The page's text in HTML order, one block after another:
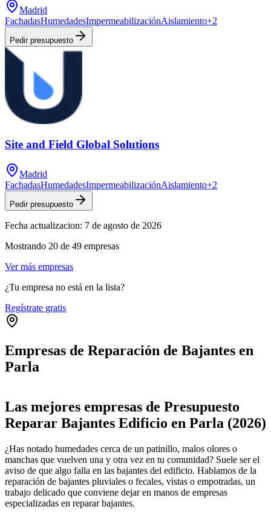
Madrid
FachadasHumedadesImpermeabilizaciónAislamiento+2
Pedir presupuesto
Site and Field Global Solutions
Madrid
FachadasHumedadesImpermeabilizaciónAislamiento+2
Pedir presupuesto
Fecha actualizacion: 7 de agosto de 2026
Mostrando 20 de 49 empresas
Ver más empresas
¿Tu empresa no está en la lista?
Regístrate gratis
Empresas de Reparación de Bajantes en
Parla
+
−
Las mejores empresas de Presupuesto
Reparar Bajantes Edificio en Parla (2026)
¿Has notado humedades cerca de un patinillo, malos olores o
manchas que vuelven una y otra vez en tu comunidad? Suele ser el
aviso de que algo falla en las bajantes del edificio. Hablamos de la
reparación de bajantes pluviales o fecales, vistas o empotradas, un
trabajo delicado que conviene dejar en manos de empresas
especializadas en reparar bajantes.